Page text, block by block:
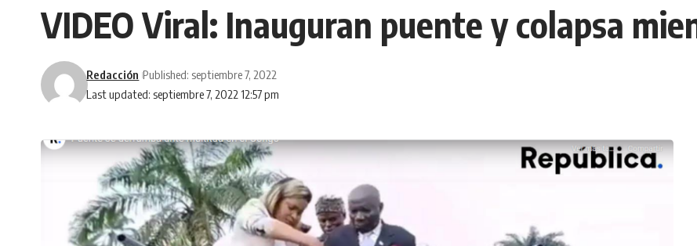
VIDEO Viral: Inauguran puente y colapsa
Last updated: septiembre 7, 2022 12:57 pm
Redacción Published: septiembre 7, 2022